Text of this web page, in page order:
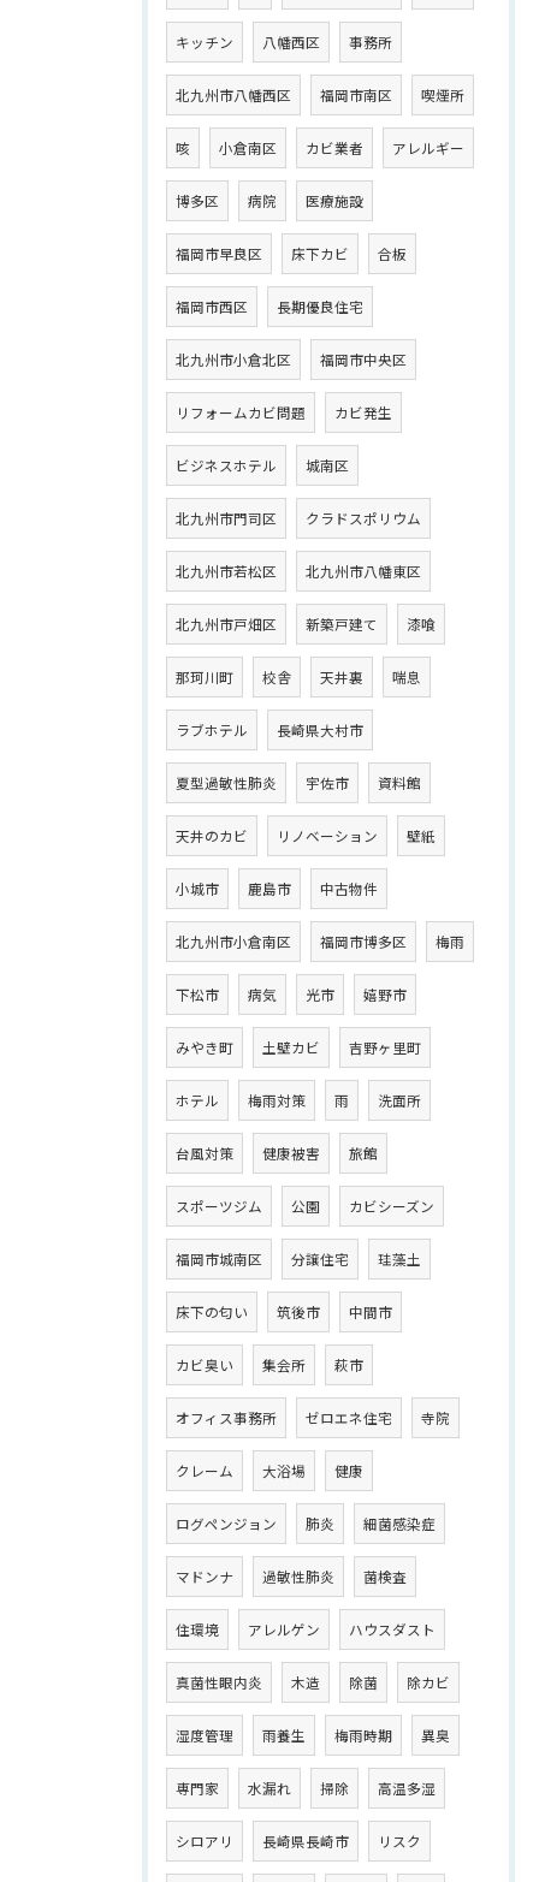
キッチン 八幡西区 事務所
北九州市八幡西区 福岡市南区 喫煙所
咳 小倉南区 カビ業者 アレルギー
博多区 病院 医療施設
福岡市早良区 床下カビ 合板
福岡市西区 長期優良住宅
北九州市小倉北区 福岡市中央区
リフォームカビ問題 カビ発生
ビジネスホテル 城南区
北九州市門司区 クラドスポリウム
北九州市若松区 北九州市八幡東区
北九州市戸畑区 新築戸建て 漆喰
那珂川町 校舎 天井裏 喘息
ラブホテル 長崎県大村市
夏型過敏性肺炎 宇佐市 資料館
天井のカビ リノベーション 壁紙
小城市 鹿島市 中古物件
北九州市小倉南区 福岡市博多区 梅雨
下松市 病気 光市 嬉野市
みやき町 土壁カビ 吉野ヶ里町
ホテル 梅雨対策 雨 洗面所
台風対策 健康被害 旅館
スポーツジム 公園 カビシーズン
福岡市城南区 分譲住宅 珪藻土
床下の匂い 筑後市 中間市
カビ臭い 集会所 萩市
オフィス事務所 ゼロエネ住宅 寺院
クレーム 大浴場 健康
ログペンジョン 肺炎 細菌感染症
マドンナ 過敏性肺炎 菌検査
住環境 アレルゲン ハウスダスト
真菌性眼内炎 木造 除菌 除カビ
湿度管理 雨養生 梅雨時期 異臭
専門家 水漏れ 掃除 高温多湿
シロアリ 長崎県長崎市 リスク